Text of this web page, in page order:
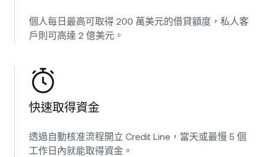
個人每日最高可取得 200 萬美元的借貸額度，私人客
戶則可高達 2 億美元。
快速取得資金
透過自動核准流程開立 Credit Line，當天或最慢 5 個
工作日內就能取得資金。